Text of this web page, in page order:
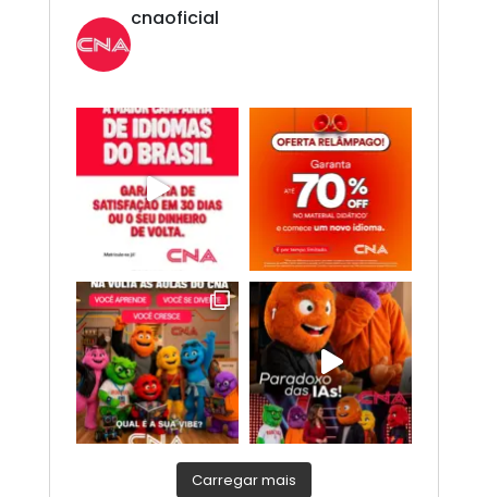
cnaoficial
Novo CNA. Vem com tudo!
Espanhol, Programação, Robótica, IA e
Carregar mais